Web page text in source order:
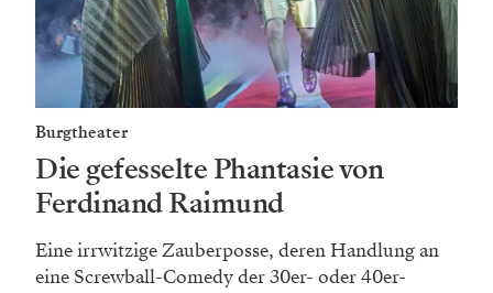
Burgtheater
Die gefesselte Phantasie von
Ferdinand Raimund
Eine irrwitzige Zauberposse, deren Handlung an
eine Screwball-Comedy der 30er- oder 40er-